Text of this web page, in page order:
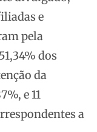
e
pela
dos
da
e 11
a